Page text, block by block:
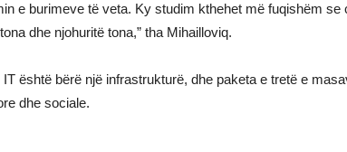
e burimeve të veta. Ky studim kthehet më fuqishëm se
dhe njohuritë tona,” tha Mihailloviq.
IT është bërë një infrastrukturë, dhe paketa e tretë e
dhe sociale.